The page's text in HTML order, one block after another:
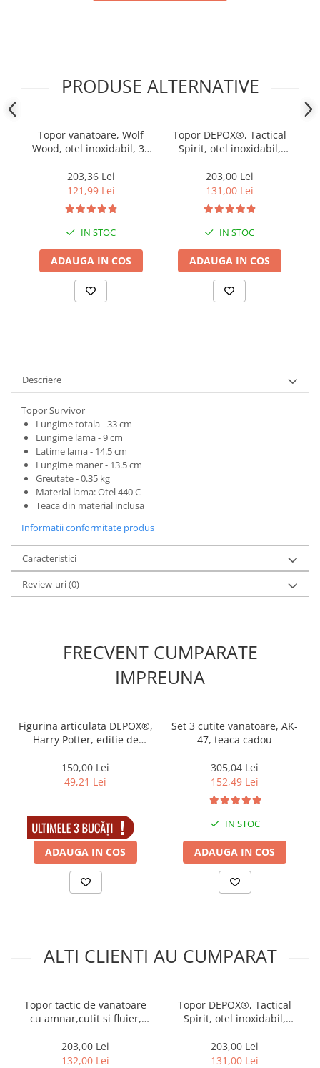
PRODUSE ALTERNATIVE
Topor vanatoare, Wolf
Wood, otel inoxidabil, 33
203,36 Lei
121,99 Lei
IN STOC
ADAUGA IN COS
Topor DEPOX®, Tactical
Spirit, otel inoxidabil,
inclusa
203,00 Lei
131,00 Lei
IN STOC
ADAUGA IN COS
Descriere
Topor Survivor
Lungime totala - 33 cm
Lungime lama - 9 cm
Latime lama - 14.5 cm
Lungime maner - 13.5 cm
Greutate - 0.35 kg
Material lama: Otel 440 C
Teaca din material inclusa
Informatii conformitate produs
Caracteristici
Review-uri(0)
FRECVENT CUMPARATE
IMPREUNA
Figurina articulata DEPOX®,
Harry Potter, editie de
150,00 Lei
49,21 Lei
IN STOC
ADAUGA IN COS
Set 3 cutite vanatoare, AK-
47, teaca cadou
305,04 Lei
152,49 Lei
IN STOC
ADAUGA IN COS
ALTI CLIENTI AU CUMPARAT
Topor tactic de vanatoare
cu amnar,cutit si fluier,
inclusa
203,00 Lei
132,00 Lei
Topor DEPOX®, Tactical
Spirit, otel inoxidabil,
203,00 Lei
131,00 Lei